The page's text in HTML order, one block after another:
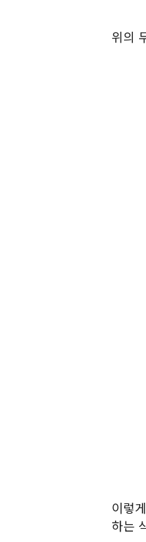
위의
이렇
하는